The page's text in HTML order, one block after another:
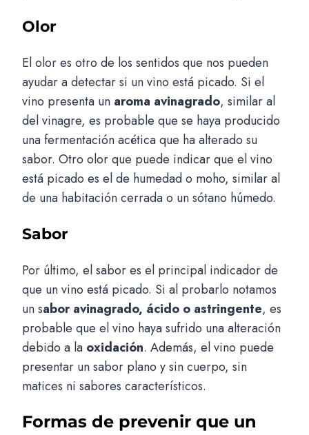
Olor
El olor es otro de los sentidos que nos pueden
ayudar a detectar si un vino está picado. Si el
vino presenta un aroma avinagrado, similar al
del vinagre, es probable que se haya producido
una fermentación acética que ha alterado su
sabor. Otro olor que puede indicar que el vino
está picado es el de humedad o moho, similar al
de una habitación cerrada o un sótano húmedo.
Sabor
Por último, el sabor es el principal indicador de
que un vino está picado. Si al probarlo notamos
un sabor avinagrado, ácido o astringente, es
probable que el vino haya sufrido una alteración
debido a la oxidación. Además, el vino puede
presentar un sabor plano y sin cuerpo, sin
matices ni sabores característicos.
Formas de prevenir que un